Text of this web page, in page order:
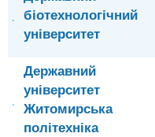
біотехнологічний
університет
Державний
університет
Житомирська
політехніка